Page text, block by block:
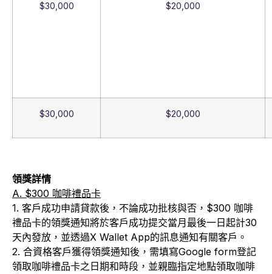
$30,000 $20,000
$30,000 $20,000
領獎詳情
A. $300 咖啡禮品卡
1. 客戶成功申請貸款後，不論成功批核與否，$300 咖啡
禮品卡的領獎通知將於客戶成功提交當月最後一日起計30
天內發放，並透過X Wallet App的訊息通知有關客戶。
2. 合資格客戶獲得領獎通知後，需填寫Google form登記
領取咖啡禮品卡之日期和時段，並親臨指定地點領取咖啡